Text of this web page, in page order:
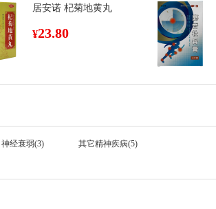
居安诺 杞菊地黄丸
¥23.80
神经衰弱(3) 其它精神疾病(5)